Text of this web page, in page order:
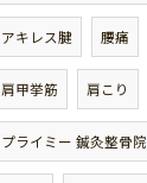
アキレス腱 腰痛
肩甲挙筋 肩こり
プライミー 鍼灸整骨院